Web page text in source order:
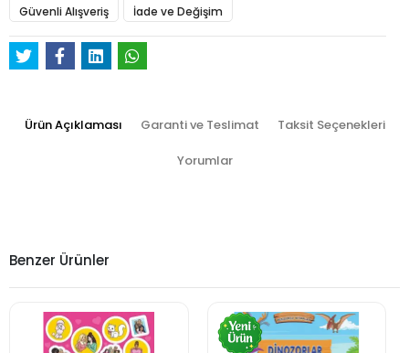
Güvenli Alışveriş İade ve Değişim
Ürün Açıklaması Garanti ve Teslimat Taksit Seçenekleri
Yorumlar
Benzer Ürünler